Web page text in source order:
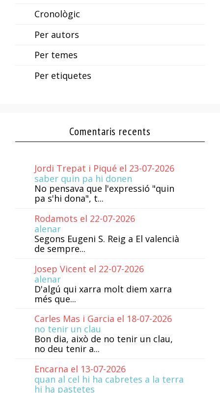
Cronològic
Per autors
Per temes
Per etiquetes
Comentaris recents
Jordi Trepat i Piqué el 23-07-2026
saber quin pa hi donen
No pensava que l'expressió "quin
pa s'hi dona", t...
Rodamots el 22-07-2026
alenar
Segons Eugeni S. Reig a El valencià
de sempre...
Josep Vicent el 22-07-2026
alenar
D'algú qui xarra molt diem xarra
més que...
Carles Mas i Garcia el 18-07-2026
no tenir un clau
Bon dia, això de no tenir un clau,
no deu tenir a...
Encarna el 13-07-2026
quan al cel hi ha cabretes a la terra
hi ha pastetes